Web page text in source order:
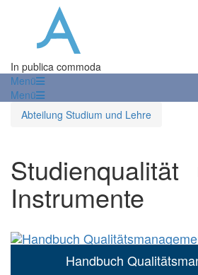
In publica commoda
Menü
Menü
Abteilung Studium und Lehre
Instrumente
Handbuch